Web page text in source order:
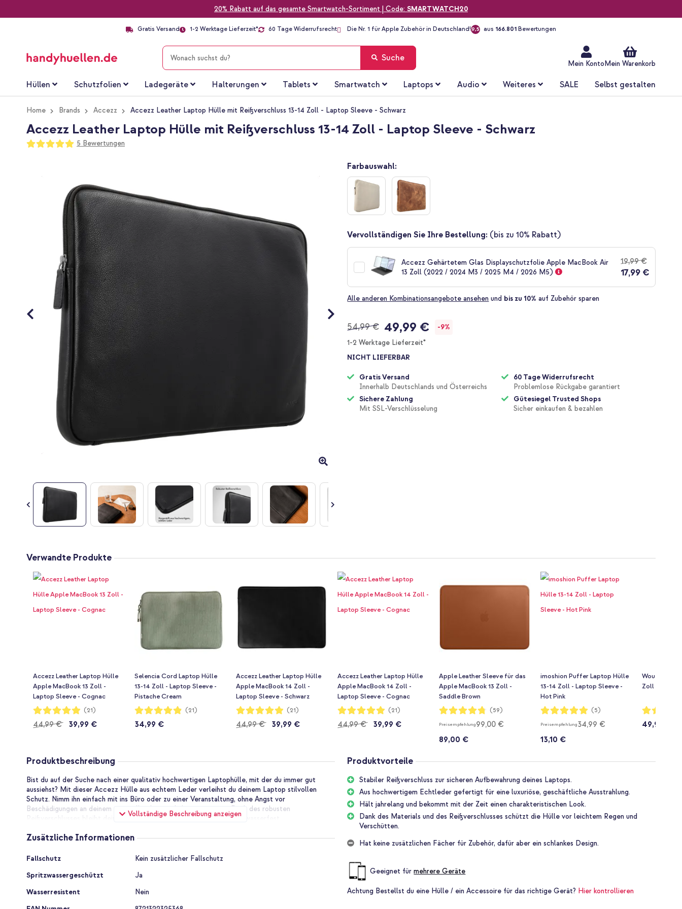
20% Rabatt auf das gesamte Smartwatch-Sortiment | Code: SMARTWATCH20
Gratis Versand 1-2 Werktage Lieferzeit* 60 Tage Widerrufsrecht Die Nr. 1 für Apple Zubehör in Deutschland!9,5 aus 166.801 Bewertungen
Mein Konto Mein Warenkorb
SUCHE Suche
Hüllen Schutzfolien Ladegeräte Halterungen Tablets Smartwatch Laptops Audio Weiteres SALE Selbst gestalten
Home Brands Accezz Accezz Leather Laptop Hülle mit Reißverschluss 13-14 Zoll - Laptop Sleeve - Schwarz
Accezz Leather Laptop Hülle mit Reißverschluss 13-14 Zoll - Laptop Sleeve - Schwarz
Bewertung:
100
100
5 Bewertungen
Ende
Anfang
der
Bildgalerie
springen
Farbauswahl:
Vervollständigen Sie Ihre Bestellung: (bis zu 10% Rabatt)
Accezz Gehärtetem Glas Displayschutzfolie Apple MacBook Air
13 Zoll (2022 / 2024 M3 / 2025 M4 / 2026 M5)
19,99 €
17,99 €
Alle anderen Kombinationsangebote ansehen und bis zu 10% auf Zubehör sparen
54,99 € 49,99 €
-9%
1-2 Werktage Lieferzeit*
NICHT LIEFERBAR
Gratis Versand
Innerhalb Deutschlands und Österreichs
Sichere Zahlung
Mit SSL-Verschlüsselung
60 Tage Widerrufsrecht
Problemlose Rückgabe garantiert
Gütesiegel Trusted Shops
Sicher einkaufen & bezahlen
Verwandte Produkte
Accezz Leather Laptop Hülle
Apple MacBook 13 Zoll -
Laptop Sleeve - Cognac
Bewertung:
98%
(21)
44,99 € 39,99 €
Selencia Cord Laptop Hülle
13-14 Zoll - Laptop Sleeve -
Pistache Cream
Bewertung:
97%
(21)
34,99 €
Accezz Leather Laptop Hülle
Apple MacBook 14 Zoll -
Laptop Sleeve - Schwarz
Bewertung:
98%
(21)
44,99 € 39,99 €
Accezz Leather Laptop Hülle
Apple MacBook 14 Zoll -
Laptop Sleeve - Cognac
Bewertung:
98%
(21)
44,99 € 39,99 €
Apple Leather Sleeve für das
Apple MacBook 13 Zoll -
Saddle Brown
Bewertung:
95%
(59)
Preisempfehlung99,00 €
89,00 €
imoshion Puffer Laptop Hülle
13-14 Zoll - Laptop Sleeve -
Hot Pink
Bewertung:
100%
(5)
Preisempfehlung34,99 €
13,10 €
Wouf Daily
Zoll - Laptop
Bewertung:
93%
49,99 €
Produktbeschreibung
Vollständige Beschreibung anzeigen
Bist du auf der Suche nach einer qualitativ hochwertigen Laptophülle, mit der du immer gut
aussiehst? Mit dieser Accezz Hülle aus echtem Leder verleihst du deinem Laptop stilvollen
Schutz. Nimm ihn einfach mit ins Büro oder zu einer Veranstaltung, ohne Angst vor
Beschädigungen an deinem wertvollen Laptop haben zu müssen. Dank des robusten
Reißverschlusses bleibt dein Laptop staubfrei und die Hülle ist spritzwasserfest.
Geeignet für Laptops von 13-14 Zoll
Größe des Innenraums beträgt 34,5 x 25,5 x 2,5 cm, wie du auf dem Foto sehen kannst. Miss
Die Vorteile der Accezz Leather Laptop Hülle mit Reißverschluss
Passt perfekt zu deinem 13 oder 14 Zoll Laptop
Produktvorteile
Stabiler Reißverschluss zur sicheren Aufbewahrung deines Laptops.
Aus hochwertigem Echtleder gefertigt für eine luxuriöse, geschäftliche Ausstrahlung.
Hält jahrelang und bekommt mit der Zeit einen charakteristischen Look.
Dank des Materials und des Reißverschlusses schützt die Hülle vor leichtem Regen und
Verschütten.
Hat keine zusätzlichen Fächer für Zubehör, dafür aber ein schlankes Design.
Geeignet fürmehrere Geräte
Achtung Bestellst du eine Hülle / ein Accessoire für das richtige Gerät? Hier kontrollieren
Zusätzliche Informationen
Zusätzliche
Fallschutz
Kein zusätzlicher Fallschutz
Spritzwassergeschützt
Ja
Wasserresistent
Nein